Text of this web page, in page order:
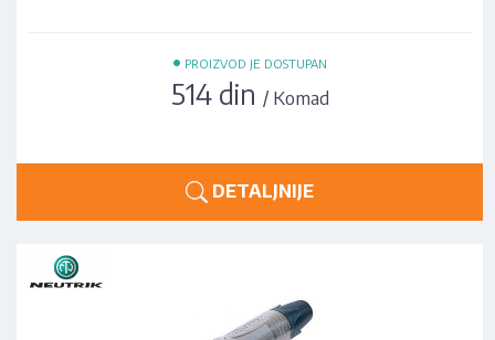
• PROIZVOD JE DOSTUPAN
514 din / Komad
DETALJNIJE